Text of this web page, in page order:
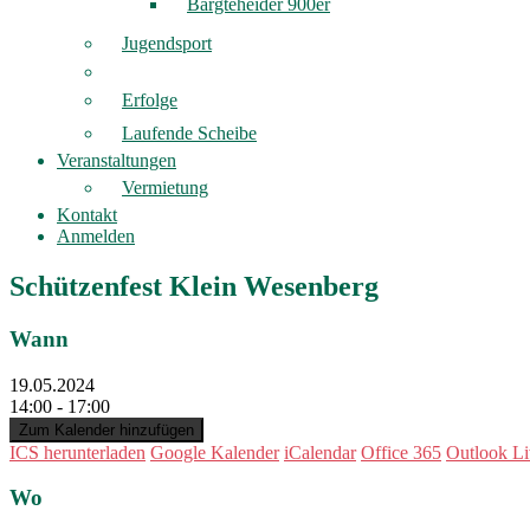
Bargteheider 900er
Jugendsport
Erfolge
Laufende Scheibe
Veranstaltungen
Vermietung
Kontakt
Anmelden
Schützenfest Klein Wesenberg
Wann
19.05.2024
14:00 - 17:00
Zum Kalender hinzufügen
ICS herunterladen Google Kalender iCalendar Office 365 Outlook
Wo